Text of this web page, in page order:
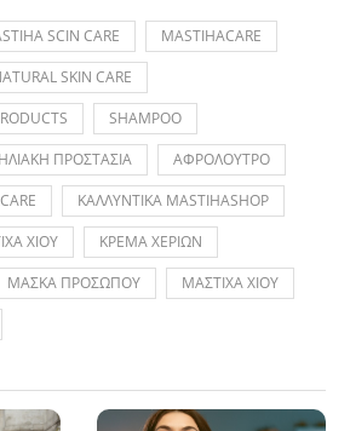
SCIN CARE
MASTIHACARE
SKIN CARE
SHAMPOO
ΠΡΟΣΤΑΣΙΑ
ΑΦΡΟΛΟΥΤΡΟ
ΚΑΛΛΥΝΤΙΚΑ MASTIHASHOP
ΧΙΟΥ
ΚΡΕΜΑ ΧΕΡΙΩΝ
ΜΑΣΚΑ ΠΡΟΣΩΠΟΥ
ΜΑΣΤΙΧΑ ΧΙΟΥ